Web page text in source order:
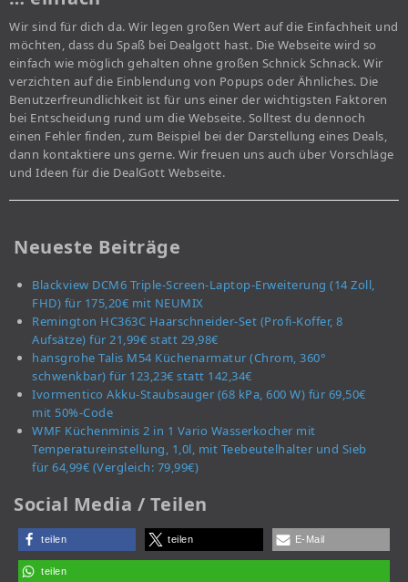
Wir sind für dich da. Wir legen großen Wert auf die Einfachheit und
möchten, dass du Spaß bei Dealgott hast. Die Webseite wird so
einfach wie möglich gehalten ohne großen Schnick Schnack. Wir
verzichten auf die Einblendung von Popups oder Ähnliches. Die
Benutzerfreundlichkeit ist für uns einer der wichtigsten Faktoren
bei Entscheidung rund um die Webseite. Solltest du dennoch
einen Fehler finden, zum Beispiel bei der Darstellung eines Deals,
dann kontaktiere uns gerne. Wir freuen uns auch über Vorschläge
und Ideen für die DealGott Webseite.
Neueste Beiträge
Blackview DCM6 Triple-Screen-Laptop-Erweiterung (14 Zoll,
FHD) für 175,20€ mit NEUMIX
Remington HC363C Haarschneider-Set (Profi-Koffer, 8
Aufsätze) für 21,99€ statt 29,98€
hansgrohe Talis M54 Küchenarmatur (Chrom, 360°
schwenkbar) für 123,23€ statt 142,34€
Ivormentico Akku-Staubsauger (68 kPa, 600 W) für 69,50€
mit 50%-Code
WMF Küchenminis 2 in 1 Vario Wasserkocher mit
Temperatureinstellung, 1,0l, mit Teebeutelhalter und Sieb
für 64,99€ (Vergleich: 79,99€)
Social Media / Teilen
teilen teilen E-Mail
teilen